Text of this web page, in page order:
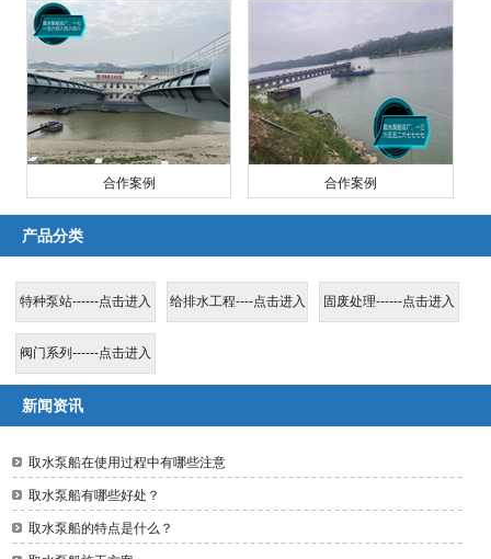
合作案例 合作案例
产品分类
特种泵站------点击进入 给排水工程----点击进入 固废处理------点击进入
阀门系列------点击进入
新闻资讯
取水泵船在使用过程中有哪些注意
取水泵船有哪些好处？
取水泵船的特点是什么？